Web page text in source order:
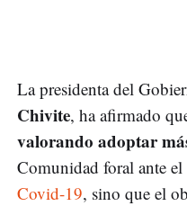
La presidenta del
Chivite, ha afirmado
valorando adoptar
Comunidad foral ante el
Covid-19, sino que el